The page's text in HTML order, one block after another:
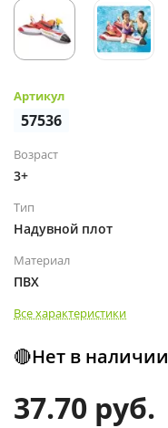
Артикул
57536
Возраст
3+
Тип
Надувной плот
Материал
ПВХ
Все характеристики
🔴Нет в наличии
37.70 руб.